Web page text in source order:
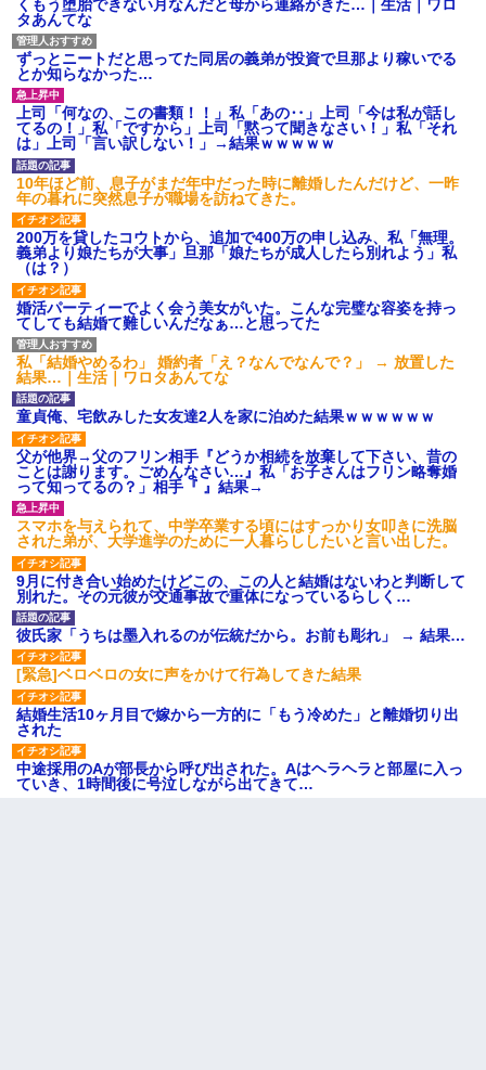
【GIF】JSのカンチョーワロ
タ
後続車にクラクションを鳴ら
され彼氏が逆切れ。「何クラク
ション鳴らしてんだ！降りてこ
いよ！」と怒鳴りだし...
【衝撃】報酬100万円超の治験
募集がこちらｗｗｗｗｗ(※画像
あり)
【ネット騒然】惨殺されたタ
ワマン頂き女子のこの動画、す
げえええええｗｗｗｗｗｗｗｗ
ｗｗｗ
【愕然】白のクラウン俺氏、
高速道路左車線を制限速度で走
った結果wwwwwwwwwwww
百年の恋12-899 食べた量を
張り合ってくる
【悲報】佐藤輝明・・・２軍
でも盛大にやらかす←あまり悲
しませないでくれ
くもう堕胎できない月なんだと母から連絡がきた…｜生活｜ワロ
タあんてな
ずっとニートだと思ってた同居の義弟が投資で旦那より稼いでる
とか知らなかった…
上司「何なの、この書類！！」私「あの‥」上司「今は私が話し
てるの！」私「ですから」上司「黙って聞きなさい！」私「それ
は」上司「言い訳しない！」→結果ｗｗｗｗｗ
10年ほど前、息子がまだ年中だった時に離婚したんだけど、一昨
年の暮れに突然息子が職場を訪ねてきた。
200万を貸したコウトから、追加で400万の申し込み、私「無理。
義弟より娘たちが大事」旦那「娘たちが成人したら別れよう」私
（は？）
婚活パーティーでよく会う美女がいた。こんな完璧な容姿を持っ
てしても結婚て難しいんだなぁ…と思ってた
私「結婚やめるわ」 婚約者「え？なんでなんで？」 → 放置した
結果…｜生活｜ワロタあんてな
童貞俺、宅飲みした女友達2人を家に泊めた結果ｗｗｗｗｗｗ
父が他界→父のフリン相手『どうか相続を放棄して下さい、昔の
ことは謝ります。ごめんなさい…』私「お子さんはフリン略奪婚
って知ってるの？」相手『 』結果→
スマホを与えられて、中学卒業する頃にはすっかり女叩きに洗脳
された弟が、大学進学のために一人暮らししたいと言い出した。
9月に付き合い始めたけどこの、この人と結婚はないわと判断して
別れた。その元彼が交通事故で重体になっているらしく…
彼氏家「うちは墨入れるのが伝統だから。お前も彫れ」 → 結果…
[緊急]ベロベロの女に声をかけて行為してきた結果
結婚生活10ヶ月目で嫁から一方的に「もう冷めた」と離婚切り出
された
中途採用のAが部長から呼び出された。Aはヘラヘラと部屋に入っ
ていき、1時間後に号泣しながら出てきて…